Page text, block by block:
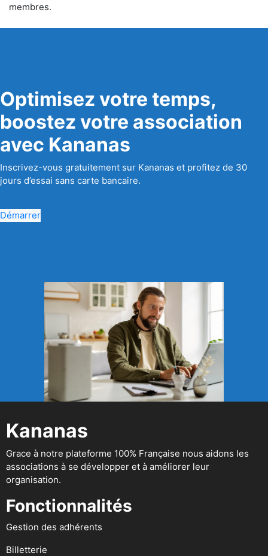
membres.
Optimisez votre temps,
boostez votre association
avec Kananas
Inscrivez-vous gratuitement sur Kananas et profitez de 30
jours d’essai sans carte bancaire.
Démarrer
Kananas
Grace à notre plateforme 100% Française nous aidons les
associations à se développer et à améliorer leur
organisation.
Fonctionnalités
Gestion des adhérents
Billetterie